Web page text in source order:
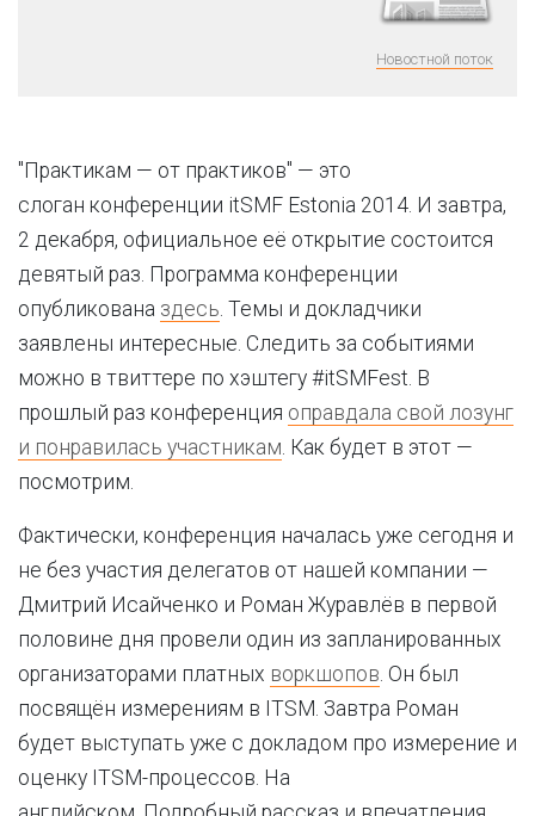
Новостной поток
"Практикам — от практиков" — это
слоган конференции itSMF Estonia 2014. И завтра,
2 декабря, официальное её открытие состоится
девятый раз. Программа конференции
опубликована здесь. Темы и докладчики
заявлены интересные. Следить за событиями
можно в твиттере по хэштегу #itSMFest. В
прошлый раз конференция оправдала свой лозунг
и понравилась участникам. Как будет в этот —
посмотрим.
Фактически, конференция началась уже сегодня и
не без участия делегатов от нашей компании —
Дмитрий Исайченко и Роман Журавлёв в первой
половине дня провели один из запланированных
организаторами платных воркшопов. Он был
посвящён измерениям в ITSM. Завтра Роман
будет выступать уже с докладом про измерение и
оценку ITSM-процессов. На